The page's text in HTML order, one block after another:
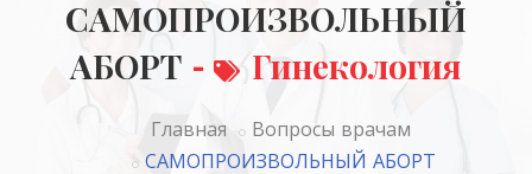
САМОПРОИЗВОЛЬНЫЙ
АБОРТ - Гинекология
Главная
Вопросы врачам
САМОПРОИЗВОЛЬНЫЙ АБОРТ